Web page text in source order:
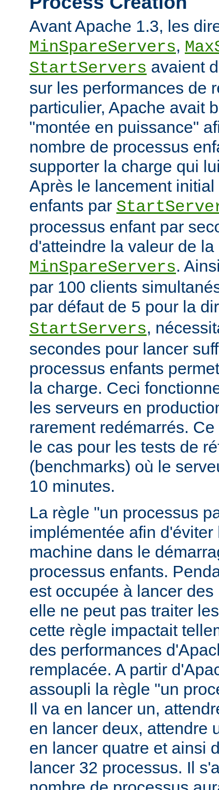
Avant Apache 1.3, les
MinSpareServers,
StartServers avaient
sur les performances de
particulier, Apache avait
"montée en puissance"
nombre de processus
supporter la charge qui
Après le lancement
enfants par
processus enfant par
d'atteindre la valeur de
MinSpareServers.
par 100 clients
par défaut de 5 pour la
StartServers,
secondes pour lancer
processus enfants
la charge. Ceci
les serveurs en
rarement redémarrés.
le cas pour les tests de
(benchmarks) où le
10 minutes.
La règle "un processus
implémentée afin
machine dans le
processus enfants.
est occupée à lancer
elle ne peut pas traiter
cette règle impactait
des performances
remplacée. A partir
assoupli la règle "un
Il va en lancer un,
en lancer deux, attendre
en lancer quatre et ainsi
lancer 32 processus. Il